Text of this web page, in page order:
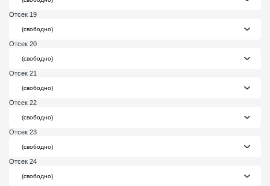
Отсек 19
Отсек 20
Отсек 21
Отсек 22
Отсек 23
Отсек 24